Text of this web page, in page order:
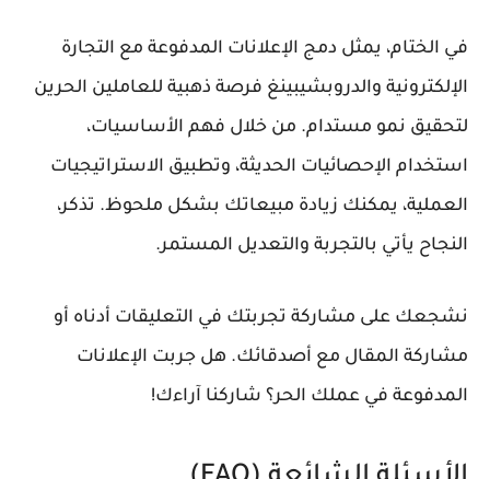
في الختام، يمثل دمج الإعلانات المدفوعة مع التجارة
الإلكترونية والدروبشيبينغ فرصة ذهبية للعاملين الحرين
لتحقيق نمو مستدام. من خلال فهم الأساسيات،
استخدام الإحصائيات الحديثة، وتطبيق الاستراتيجيات
العملية، يمكنك زيادة مبيعاتك بشكل ملحوظ. تذكر،
النجاح يأتي بالتجربة والتعديل المستمر.
نشجعك على مشاركة تجربتك في التعليقات أدناه أو
مشاركة المقال مع أصدقائك. هل جربت الإعلانات
المدفوعة في عملك الحر؟ شاركنا آراءك!